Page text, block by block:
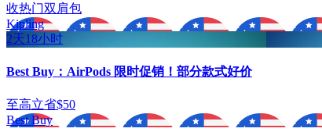
收热门双肩包
Kipling
2天18小时
Best Buy：AirPods 限时促销！部分款式好价
至高立省$50
Best Buy